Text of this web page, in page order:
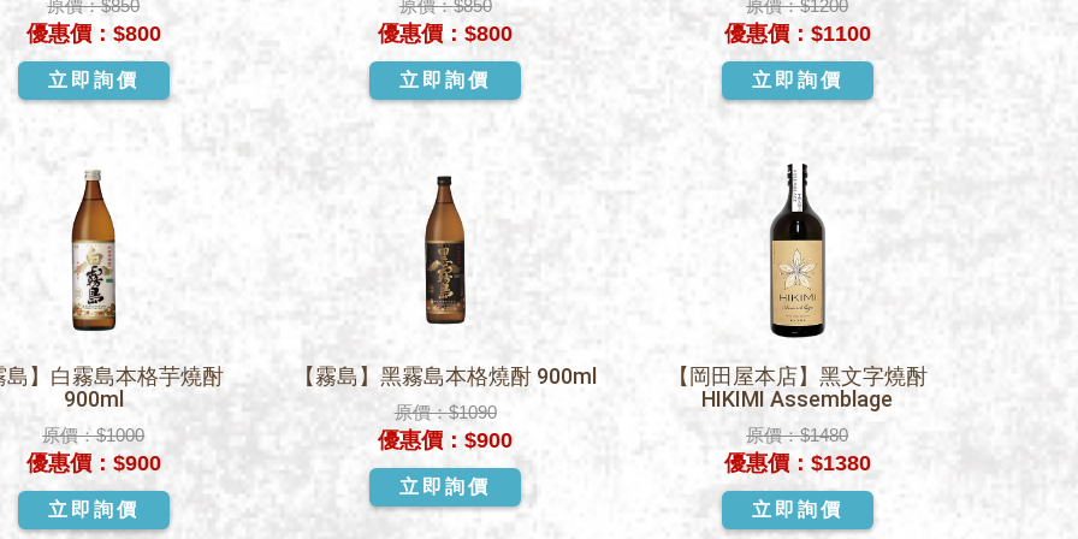
原價：$850
優惠價： $800
立即詢價
原價：$850
優惠價：$800
立即詢價
原價：$1200
優惠價： $1100
立即詢價
島】白霧島本格芋燒酎
900ml
原價：$1000
優惠價： $900
立即詢價
【霧島】黑霧島本格燒酎 900ml
原價：$1090
優惠價：$900
立即詢價
【岡田屋本店】黑文字燒酎
HIKIMI Assemblage
原價：$1480
優惠價： $1380
立即詢價